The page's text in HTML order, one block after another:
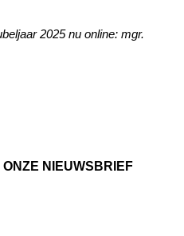
2025 nu online: mgr.
NIEUWSBRIEF